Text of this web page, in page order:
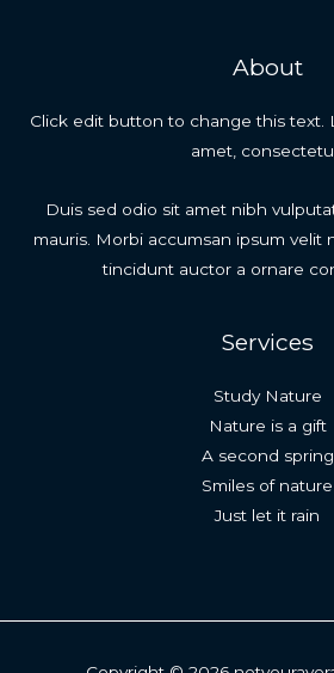
About
Click edit button to change this text.
amet,
Duis sed odio sit amet nibh
mauris. Morbi accumsan ipsum velit
tincidunt auctor a ornare
Services
Study Nature
Nature is a gift
A second spring
Smiles of nature
Just let it rain